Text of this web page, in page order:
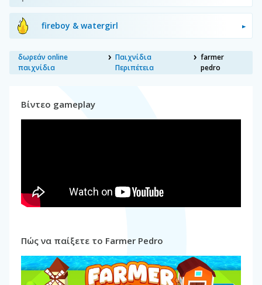
fireboy & watergirl
δωρεάν online
παιχνίδια
Παιχνίδια
Περιπέτεια
farmer
pedro
Βίντεο gameplay
Πώς να παίξετε το Farmer Pedro